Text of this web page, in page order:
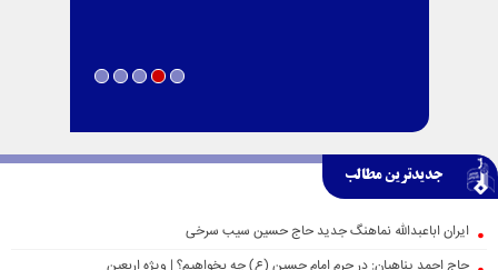
جدیدترین مطالب
ایران اباعبدالله نماهنگ جدید حاج حسین سیب سرخی